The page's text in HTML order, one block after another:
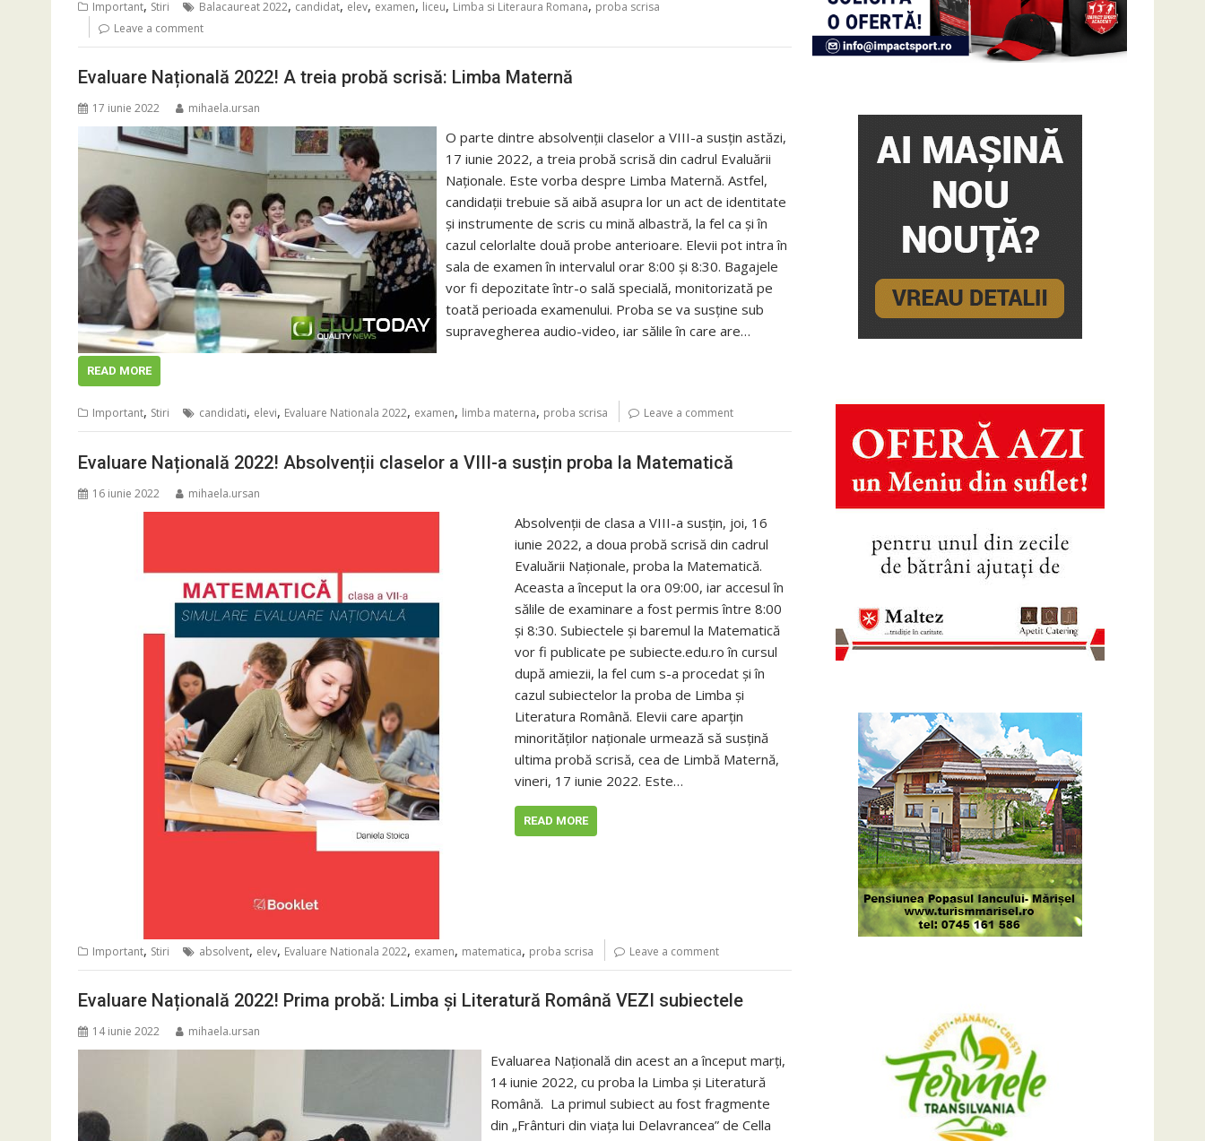
Important, Stiri Balacaureat 2022, candidat, elev, examen, liceu, Limba si Literaura Romana, proba scrisa
Leave a comment
Evaluare Națională 2022! A treia probă scrisă: Limba Maternă
17 iunie 2022 mihaela.ursan
O parte dintre absolvenții claselor a VIII-a susțin astăzi,
17 iunie 2022, a treia probă scrisă din cadrul Evaluării
Naționale. Este vorba despre Limba Maternă. Astfel,
candidații trebuie să aibă asupra lor un act de identitate
și instrumente de scris cu mină albastră, la fel ca și în
cazul celorlalte două probe anterioare. Elevii pot intra în
sala de examen în intervalul orar 8:00 şi 8:30. Bagajele
vor fi depozitate într-o sală specială, monitorizată pe
toată perioada examenului. Proba se va susține sub
supravegherea audio-video, iar sălile în care are…
READ MORE
Important, Stiri candidati, elevi, Evaluare Nationala 2022, examen, limba materna, proba scrisa Leave a comment
Evaluare Națională 2022! Absolvenții claselor a VIII-a susțin proba la Matematică
16 iunie 2022 mihaela.ursan
Absolvenții de clasa a VIII-a susțin, joi, 16
iunie 2022, a doua probă scrisă din cadrul
Evaluării Naționale, proba la Matematică.
Aceasta a început la ora 09:00, iar accesul în
sălile de examinare a fost permis între 8:00
și 8:30. Subiectele și baremul la Matematică
vor fi publicate pe subiecte.edu.ro în cursul
după amiezii, la fel cum s-a procedat și în
cazul subiectelor la proba de Limba și
Literatura Română. Elevii care aparțin
minorităților naționale urmează să susțină
ultima probă scrisă, cea de Limbă Maternă,
vineri, 17 iunie 2022. Este…
READ MORE
Important, Stiri absolvent, elev, Evaluare Nationala 2022, examen, matematica, proba scrisa Leave a comment
Evaluare Națională 2022! Prima probă: Limba și Literatură Română VEZI subiectele
14 iunie 2022 mihaela.ursan
Evaluarea Națională din acest an a început marți,
14 iunie 2022, cu proba la Limba și Literatură
Română. La primul subiect au fost fragmente
din „Frânturi din viaţa lui Delavrancea” de Cella